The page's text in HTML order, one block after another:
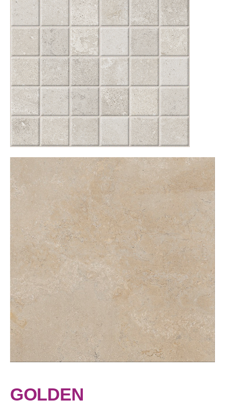
GOLDEN